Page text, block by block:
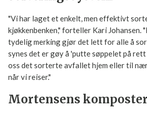
Familien Johansens
sorteringssystem
"Vi har laget et enkelt, men effektivt
kjøkkenbenken," forteller Kari Johansen.
tydelig merking gjør det lett for alle å
oss det sorterte avfallet hjem eller til